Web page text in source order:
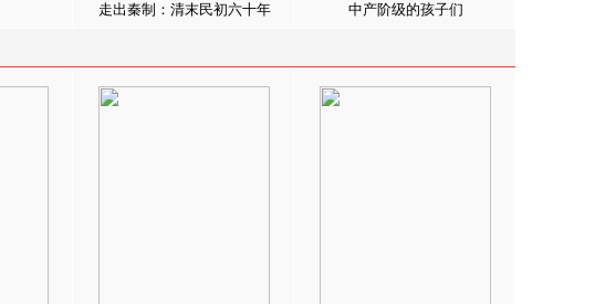
走出秦制：清末民初六十年 中产阶级的孩子们